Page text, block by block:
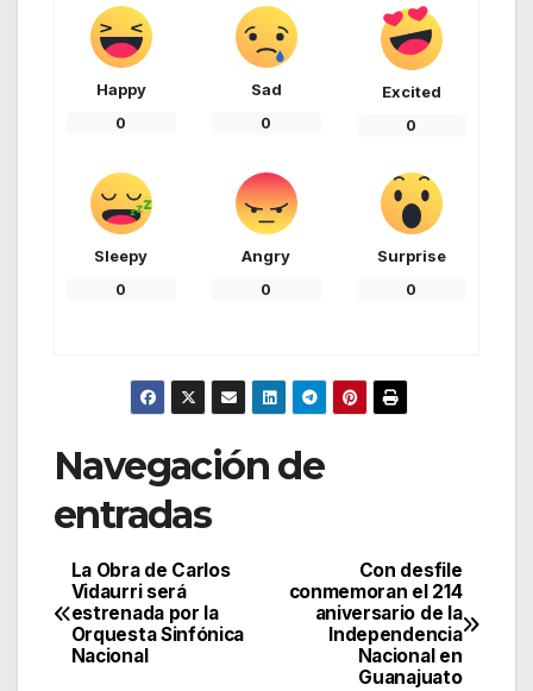
Happy
0
Sad
0
Excited
0
Sleepy
0
Angry
0
Surprise
0
Navegación de
entradas
Con desfile
conmemoran el 214
aniversario de la
Independencia
Nacional en
Guanajuato
La Obra de Carlos
Vidaurri será
estrenada por la
Orquesta Sinfónica
Nacional